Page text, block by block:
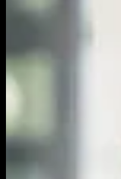
construção de um Brasil